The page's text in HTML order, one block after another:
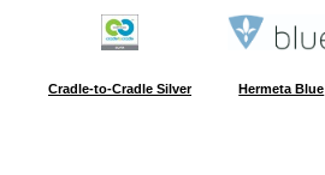
Cradle-to-Cradle Silver Hermeta Blue